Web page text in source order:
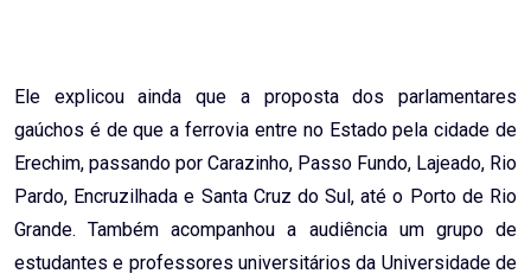
Ele explicou ainda que a proposta dos parlamentares
gaúchos é de que a ferrovia entre no Estado pela cidade de
Erechim, passando por Carazinho, Passo Fundo, Lajeado, Rio
Pardo, Encruzilhada e Santa Cruz do Sul, até o Porto de Rio
Grande. Também acompanhou a audiência um grupo de
estudantes e professores universitários da Universidade de